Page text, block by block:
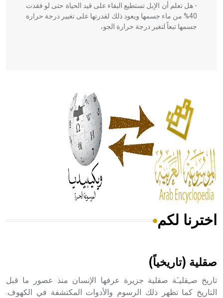
- هل تعلم أن الإبل تستطيع البقاء على قيد الحياة حتى لو فقدت
40% من ماء جسمها ويعود ذلك لقدرتها على تغيير درجة حرارة
جسمها تبعاً لتغير درجة حرارة الجو،
الحكم، الأدلة، تنظيم التغذية، ورسالته في جروح الرأس. ويعود
له الفضل بأنه حرر الطب من الدين والفلسفة.
- هل تعلم أن المرجان إفراز حيواني يتكون في البحر ويتركب
من مادة كربونات الكلسيوم، وهو أحمر أو شديد الحمرة وهو
أجود أنواعه، ويمتاز بكبر الحجم ويسمى الش
هل تعلم أن الأبسيد كلمة فرنسية اللفظ تم اعتمادها مصطلحاً
اخترنا لكم
صقلية (تاريخياً)
تاريخ صـِقليـَة صقلية جزيرة عرفها الإنسان منذ عصور ما قبل
التاريخ كما تظهر ذلك الرسوم والأدوات المكتشفة في الكهوف.